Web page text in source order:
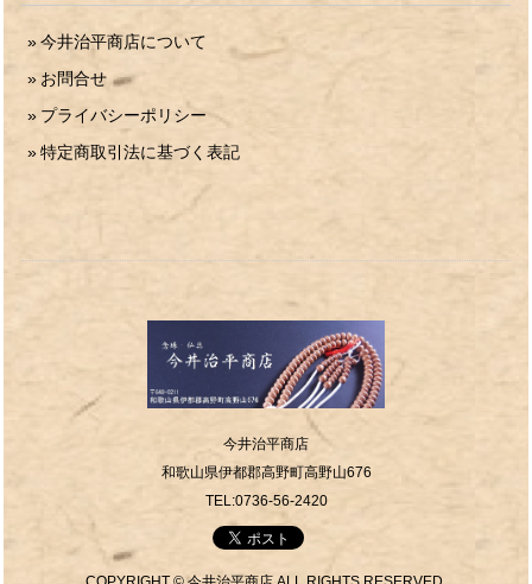
今井治平商店について
お問合せ
プライバシーポリシー
特定商取引法に基づく表記
今井治平商店
和歌山県伊都郡高野町高野山676
TEL:0736-56-2420